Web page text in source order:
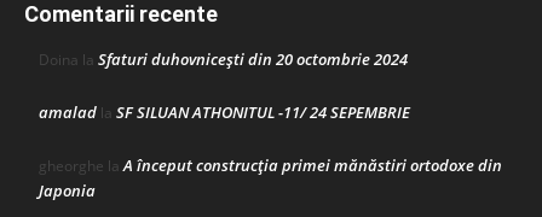
Comentarii recente
Doina la Sfaturi duhovnicești din 20 octombrie 2024
amalad la SF SILUAN ATHONITUL -11/ 24 SEPEMBRIE
gheorghe laA început construcţia primei mănăstiri ortodoxe din
Japonia